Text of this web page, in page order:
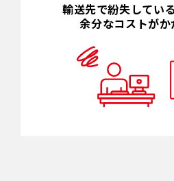
輸送先で紛失してい
余分なコストがか